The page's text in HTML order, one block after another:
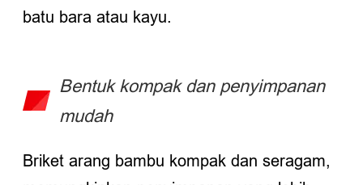
batu bara atau kayu.
Bentuk kompak dan penyimpanan
mudah
Briket arang bambu kompak dan seragam,